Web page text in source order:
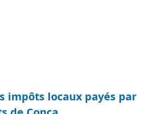
impôts locaux payés par